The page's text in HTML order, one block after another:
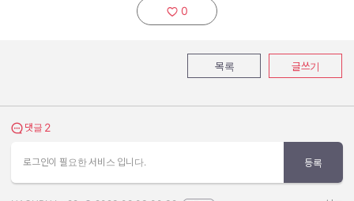
추천하기:
0
목록 글쓰기
댓글 보기
댓글 2
로그인이 필요한 서비스 입니다. 등록